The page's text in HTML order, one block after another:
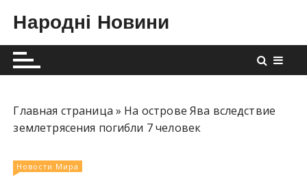
р
й
Народні Новини
Главная страница » На острове Ява вследствие
землетрясения погибли 7 человек
Новости Мира